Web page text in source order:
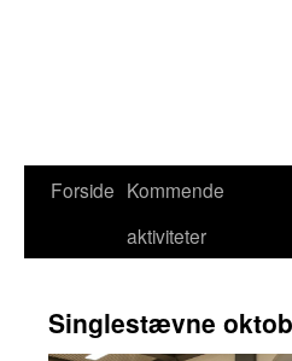
Hop
Forside Kommende
aktiviteter
Singlestævne